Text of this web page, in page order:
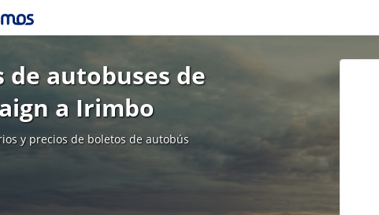
de autobuses de
a Irimbo
y precios de boletos de autobús